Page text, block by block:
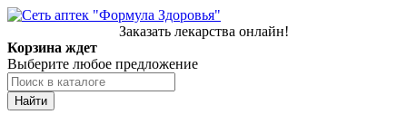
Заказать лекарства онлайн!
Корзина ждет
Выберите любое предложение
Найти